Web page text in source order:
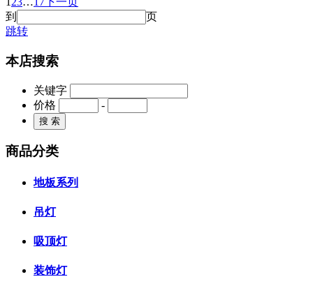
到
页
跳转
本店搜索
关键字
价格
-
商品分类
地板系列
吊灯
吸顶灯
装饰灯